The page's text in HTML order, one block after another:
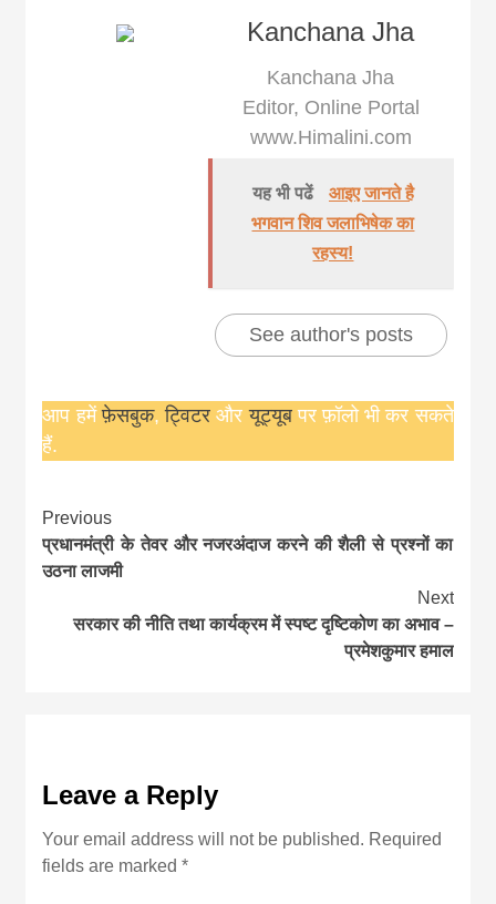
Kanchana Jha
Kanchana Jha
Editor, Online Portal
www.Himalini.com
यह भी पढें
आइए जानते है
भगवान शिव जलाभिषेक का
रहस्य!
See author's posts
आप हमेंफ़ेसबुक,ट्विटरऔरयूट्यूबपर फ़ॉलो भी कर सकते
हैं.
Continue
Reading
Previous
प्रधानमंत्री के तेवर और नजरअंदाज करने की शैली से प्रश्नों का
उठना लाजमी
Next
सरकार की नीति तथा कार्यक्रम में स्पष्ट दृष्टिकोण का अभाव –
प्रमेशकुमार हमाल
Leave a Reply
Your email address will not be published. Required
fields are marked*